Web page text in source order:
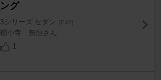
ング
3シリーズ セダン [E46]
徳小寺 無恒さん
1